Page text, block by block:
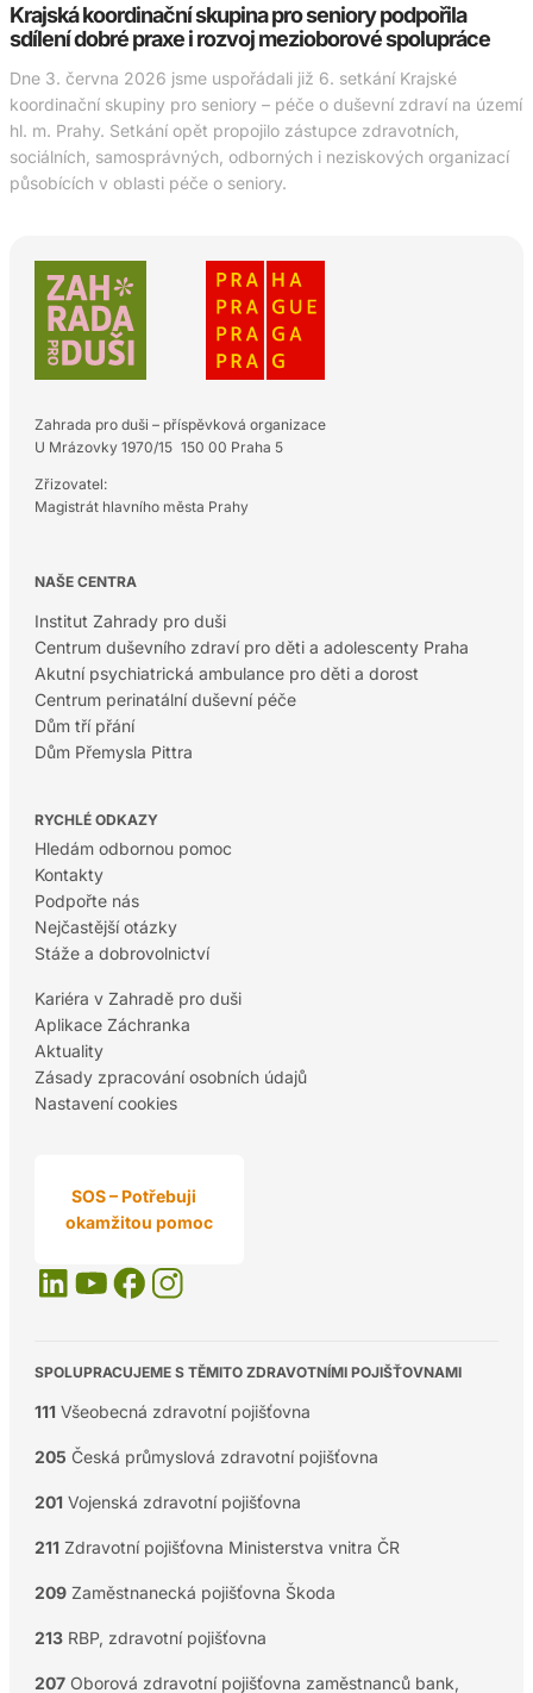
Krajská koordinační skupina pro seniory podpořila
sdílení dobré praxe i rozvoj mezioborové spolupráce
Dne 3. června 2026 jsme uspořádali již 6. setkání Krajské
koordinační skupiny pro seniory – péče o duševní zdraví na území
hl. m. Prahy. Setkání opět propojilo zástupce zdravotních,
sociálních, samosprávných, odborných i neziskových organizací
působících v oblasti péče o seniory.
Zahrada pro duši – příspěvková organizace
U Mrázovky 1970/15 150 00 Praha 5
Zřizovatel:
Magistrát hlavního města Prahy
NAŠE CENTRA
Institut Zahrady pro duši
Centrum duševního zdraví pro děti a adolescenty Praha
Akutní psychiatrická ambulance pro děti a dorost
Centrum perinatální duševní péče
Dům tří přání
Dům Přemysla Pittra
RYCHLÉ ODKAZY
Hledám odbornou pomoc
Kontakty
Podpořte nás
Nejčastější otázky
Stáže a dobrovolnictví
Kariéra v Zahradě pro duši
Aplikace Záchranka
Aktuality
Zásady zpracování osobních údajů
Nastavení cookies
SOS – Potřebuji
okamžitou pomoc
SPOLUPRACUJEME S TĚMITO ZDRAVOTNÍMI POJIŠŤOVNAMI
111 Všeobecná zdravotní pojišťovna
205 Česká průmyslová zdravotní pojišťovna
201 Vojenská zdravotní pojišťovna
211 Zdravotní pojišťovna Ministerstva vnitra ČR
209Zaměstnanecká pojišťovna Škoda
213RBP, zdravotní pojišťovna
207Oborová zdravotní pojišťovna zaměstnanců bank,